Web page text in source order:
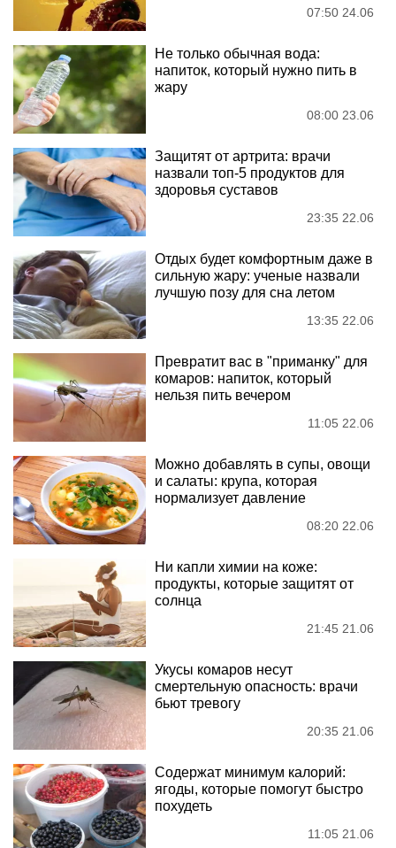
07:50 24.06
Не только обычная вода:
напиток, который нужно пить в
жару
08:00 23.06
Защитят от артрита: врачи
назвали топ-5 продуктов для
здоровья суставов
23:35 22.06
Отдых будет комфортным даже в
сильную жару: ученые назвали
лучшую позу для сна летом
13:35 22.06
Превратит вас в "приманку" для
комаров: напиток, который
нельзя пить вечером
11:05 22.06
Можно добавлять в супы, овощи
и салаты: крупа, которая
нормализует давление
08:20 22.06
Ни капли химии на коже:
продукты, которые защитят от
солнца
21:45 21.06
Укусы комаров несут
смертельную опасность: врачи
бьют тревогу
20:35 21.06
Содержат минимум калорий:
ягоды, которые помогут быстро
похудеть
11:05 21.06